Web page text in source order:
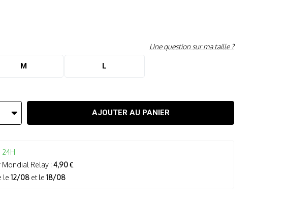
Une question sur ma taille ?
M L
AJOUTER AU PANIER
24H
Mondial Relay : 4,90 €
le 12/08 et le 18/08